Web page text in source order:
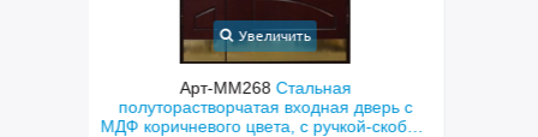
Увеличить
Арт-ММ282Металлическая однопольная
серая техническая дверь с полимерной
покраской